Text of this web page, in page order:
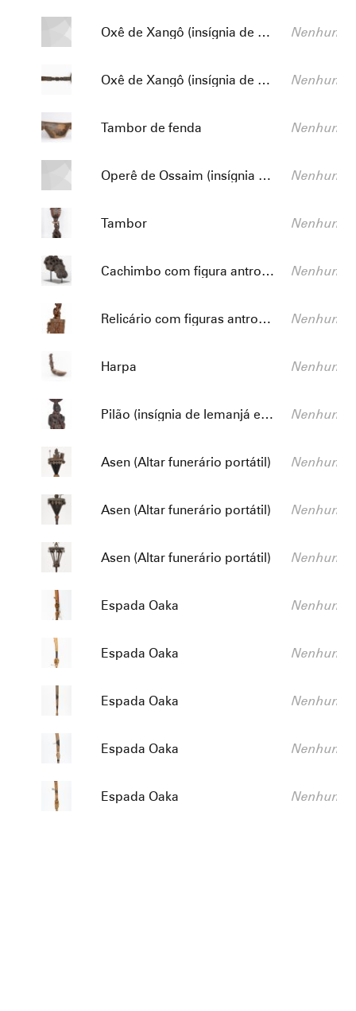
Título:
Oxê de Xangô (insígnia de Xangô) Descrição:
Nenhum
Título:
Oxê de Xangô (insígnia de Xangô) Descrição:
Nenhum
Título:
Tambor de fenda Descrição:
Nenhum
Título:
Operê de Ossaim (insígnia de Ossaim) Descrição:
Nenhum
Título:
Tambor Descrição:
Nenhum
Título:
Cachimbo com figura antropomórfica Descrição:
Nenhum
Título:
Relicário com figuras antropomórficas Descrição:
Nenhum
Título:
Harpa Descrição:
Nenhum
Título:
Pilão (insígnia de Iemanjá e Ibejis) Descrição:
Nenhum
Título:
Asen (Altar funerário portátil) Descrição:
Nenhum
Título:
Asen (Altar funerário portátil) Descrição:
Nenhum
Título:
Asen (Altar funerário portátil) Descrição:
Nenhum
Título:
Espada Oaka Descrição:
Nenhum
Título:
Espada Oaka Descrição:
Nenhum
Título:
Espada Oaka Descrição:
Nenhum
Título:
Espada Oaka Descrição:
Nenhum
Título:
Espada Oaka Descrição:
Nenhum